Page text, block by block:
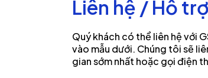
Liên hệ / Hỗ trợ
Quý khách có thể liên hệ với
vào mẫu dưới. Chúng tôi sẽ
gian sớm nhất hoặc gọi điện